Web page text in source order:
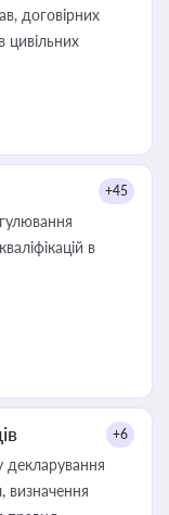
договірних
цивільних
+45
в
+6
декларування
визначення